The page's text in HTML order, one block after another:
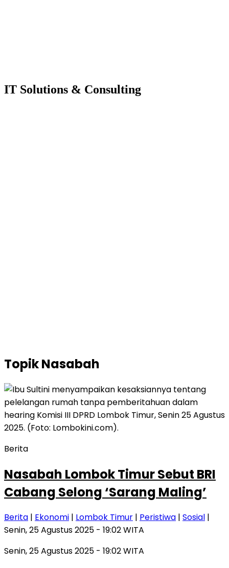
IT Solutions & Consulting
TopikNasabah
Berita
Nasabah Lombok Timur Sebut BRI
Cabang Selong ‘Sarang Maling’
Berita | Ekonomi | Lombok Timur | Peristiwa | Sosial |
Senin, 25 Agustus 2025 - 19:02 WITA
Senin, 25 Agustus 2025 - 19:02 WITA